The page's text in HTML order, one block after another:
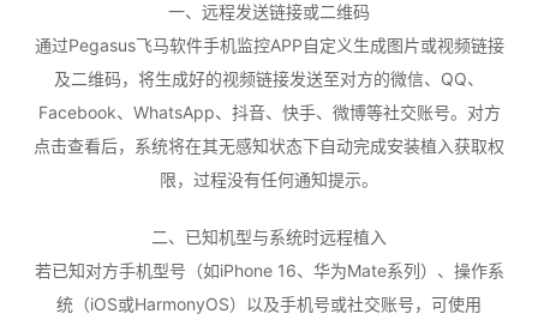
一、远程发送链接或二维码
通过Pegasus飞马软件手机监控APP自定义生成图片或视频链接
及二维码，将生成好的视频链接发送至对方的微信、QQ、
Facebook、WhatsApp、抖音、快手、微博等社交账号。对方
点击查看后，系统将在其无感知状态下自动完成安装植入获取权
限，过程没有任何通知提示。
二、已知机型与系统时远程植入
若已知对方手机型号（如iPhone 16、华为Mate系列）、操作系
统（iOS或HarmonyOS）以及手机号或社交账号，可使用